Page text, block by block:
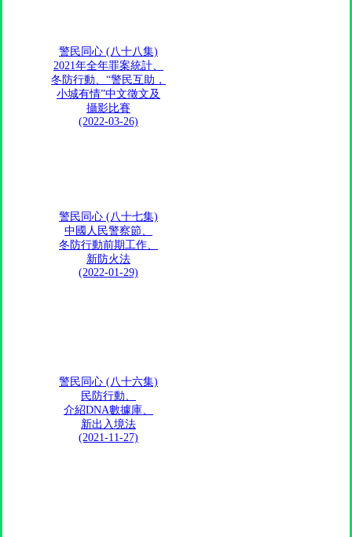
警民同心 (八十八集)
2021年全年罪案統計、
冬防行動、“警民互助，
小城有情”中文徵文及
攝影比賽
(2022-03-26)
警民同心 (八十七集)
中國人民警察節、
冬防行動前期工作、
新防火法
(2022-01-29)
警民同心 (八十六集)
民防行動、
介紹DNA數據庫、
新出入境法
(2021-11-27)